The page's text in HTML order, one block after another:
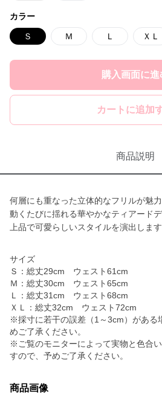
カラー
Ｓ Ｍ Ｌ ＸＬ
購入画面に進
カートに追加
商品説明
何層にも重なった立体的なフリルが魅
動くたびに揺れる華やかなティアードデ
上品で可愛らしいスタイルを演出します
サイズ
Ｓ：総丈29cm ウェスト61cm
Ｍ：総丈30cm ウェスト65cm
Ｌ：総丈31cm ウェスト68cm
ＸＬ：総丈32cm ウェスト72cm
※採寸に若干の誤差（1～3cm）がある
めご了承ください。
※ご覧のモニターによって実物と色合
すので、予めご了承ください。
商品画像